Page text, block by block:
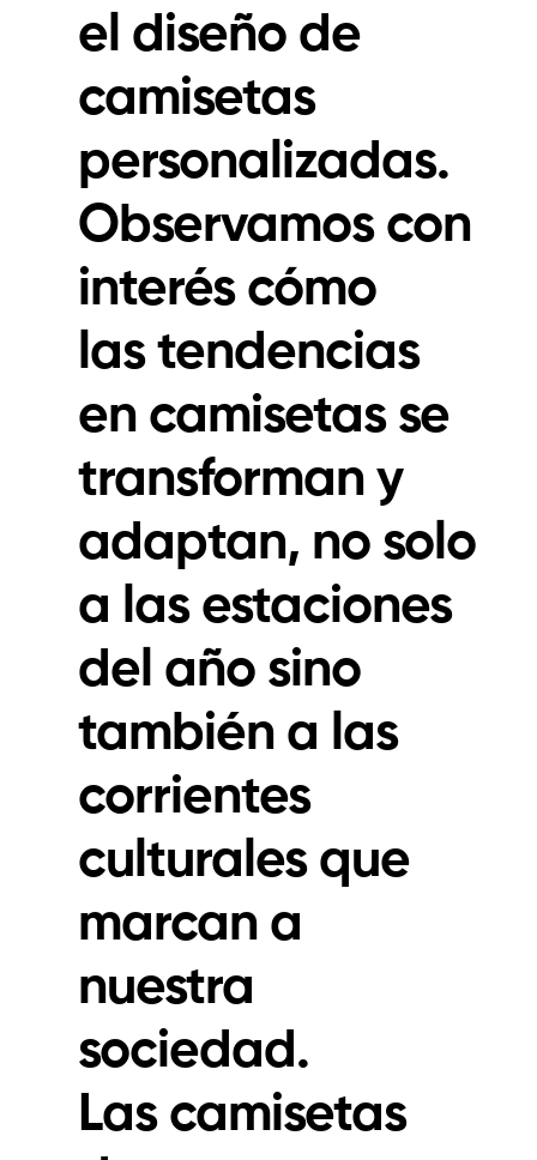
el diseño de
camisetas
personalizadas.
Observamos con
interés cómo
lastendencias
en camisetasse
transforman y
adaptan, no solo
a las estaciones
del año sino
también a las
corrientes
culturales que
marcan a
nuestra
sociedad.
Lascamisetas